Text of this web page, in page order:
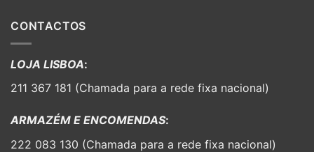
CONTACTOS
LOJA LISBOA:
211 367 181 (Chamada para a rede fixa nacional)
ARMAZÉM E ENCOMENDAS:
222 083 130 (Chamada para a rede fixa nacional)